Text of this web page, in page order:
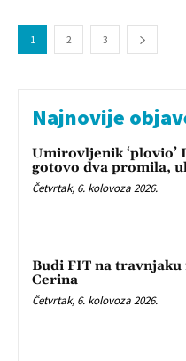
1 2 3
Najnovije
Umirovljenik ‘plovio’
gotovo dva promila,
Četvrtak, 6. kolovoza 2026.
Budi FIT na travnjaku
Cerina
Četvrtak, 6. kolovoza 2026.